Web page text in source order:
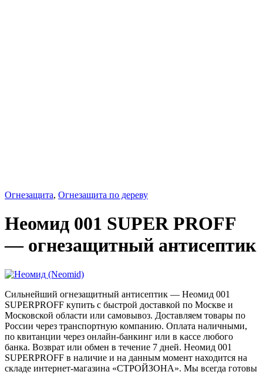
Огнезащита, Огнезащита по дереву
Неомид 001 SUPER PROFF
— огнезащитный антисептик
Сильнейший огнезащитный антисептик — Неомид 001
SUPERPROFF купить с быстрой доставкой по Москве и
Московской области или самовывоз. Доставляем товары по
России через транспортную компанию. Оплата наличными,
по квитанции через онлайн-банкинг или в кассе любого
банка. Возврат или обмен в течение 7 дней. Неомид 001
SUPERPROFF в наличие и на данным момент находится на
складе интернет-магазина «СТРОЙЗОНА». Мы всегда готовы